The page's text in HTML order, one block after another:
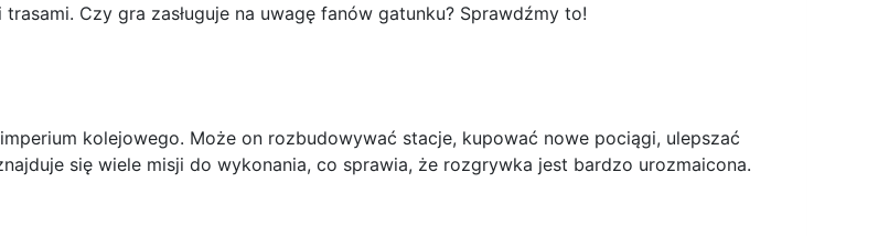
Czy gra zasługuje na uwagę fanów gatunku? Sprawdźmy to!
kolejowego. Może on rozbudowywać stacje, kupować nowe pociągi, ulepszać
się wiele misji do wykonania, co sprawia, że rozgrywka jest bardzo urozmaicona.